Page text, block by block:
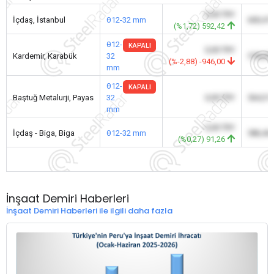
İçdaş, İstanbul θ12-32 mm
0,00 TRY
(%1,72) 592,42
Kardemir, Karabük
θ12-
32
mm
KAPALI
(%-2,88) -946,00
578,00
Baştuğ Metalurji, Payas
θ12-
32
mm
KAPALI
0,00 TRY
İçdaş - Biga, Biga θ12-32 mm
0,00 TRY
(%0,27) 91,26
İnşaat Demiri Haberleri
İnşaat Demiri Haberleri ile ilgili daha fazla